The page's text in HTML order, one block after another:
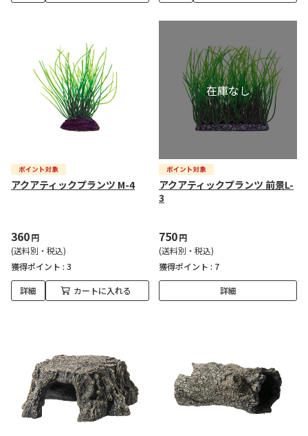
アクアティックプランツ M-4
360円
(送料別・税込)
獲得ポイント : 3
詳細 カートに入れる
アクアティックプランツ 前景L-
3
750円
(送料別・税込)
獲得ポイント : 7
詳細